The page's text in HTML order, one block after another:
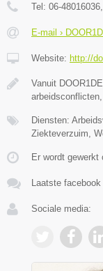
Tel: 06-48016036
E-mail ›
Website: http://
Vanuit
arbeidsconflicten,
Diensten:
Ziekteverzuim,
Er wordt gewerkt
Laatste
Sociale media: